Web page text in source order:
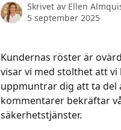
Skrivet av Ellen
5 september 2025
Kundernas röster är
visar vi med stolthet att
uppmuntrar dig att ta del
kommentarer bekräftar
säkerhetstjänster.